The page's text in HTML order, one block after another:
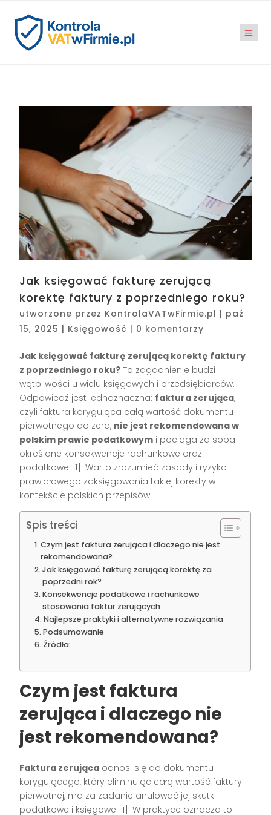
Jak księgować fakturę zerującą
korektę faktury z poprzedniego roku?
utworzone przez KontrolaVATwFirmie.pl | paź
15, 2025 | Księgowość | 0 komentarzy
Jak księgować fakturę zerującą korektę faktury
z poprzedniego roku? To zagadnienie budzi
wątpliwości u wielu księgowych i przedsiębiorców.
Odpowiedź jest jednoznaczna: faktura zerująca,
czyli faktura korygująca całą wartość dokumentu
pierwotnego do zera, nie jest rekomendowana w
polskim prawie podatkowym i pociąga za sobą
określone konsekwencje rachunkowe oraz
podatkowe [1] . Warto zrozumieć zasady i ryzyko
prawidłowego zaksięgowania takiej korekty w
kontekście polskich przepisów.
Spis treści
Czym jest faktura zerująca i dlaczego nie jest
rekomendowana?
Jak księgować fakturę zerującą korektę za
poprzedni rok?
Konsekwencje podatkowe i rachunkowe
stosowania faktur zerujących
Najlepsze praktyki i alternatywne rozwiązania
Podsumowanie
Źródła:
Czym jest faktura
zerująca i dlaczego nie
jest rekomendowana?
Faktura zerująca odnosi się do dokumentu
korygującego, który eliminując całą wartość faktury
pierwotnej, ma za zadanie anulować jej skutki
podatkowe i księgowe [1] . W praktyce oznacza to